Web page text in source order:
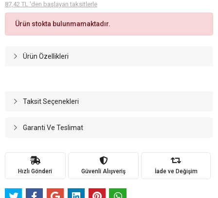
87,42 TL 'den başlayan taksitlerle
Ürün stokta bulunmamaktadır.
Ürün Özellikleri
Taksit Seçenekleri
Garanti Ve Teslimat
Hızlı Gönderi Güvenli Alışveriş İade ve Değişim